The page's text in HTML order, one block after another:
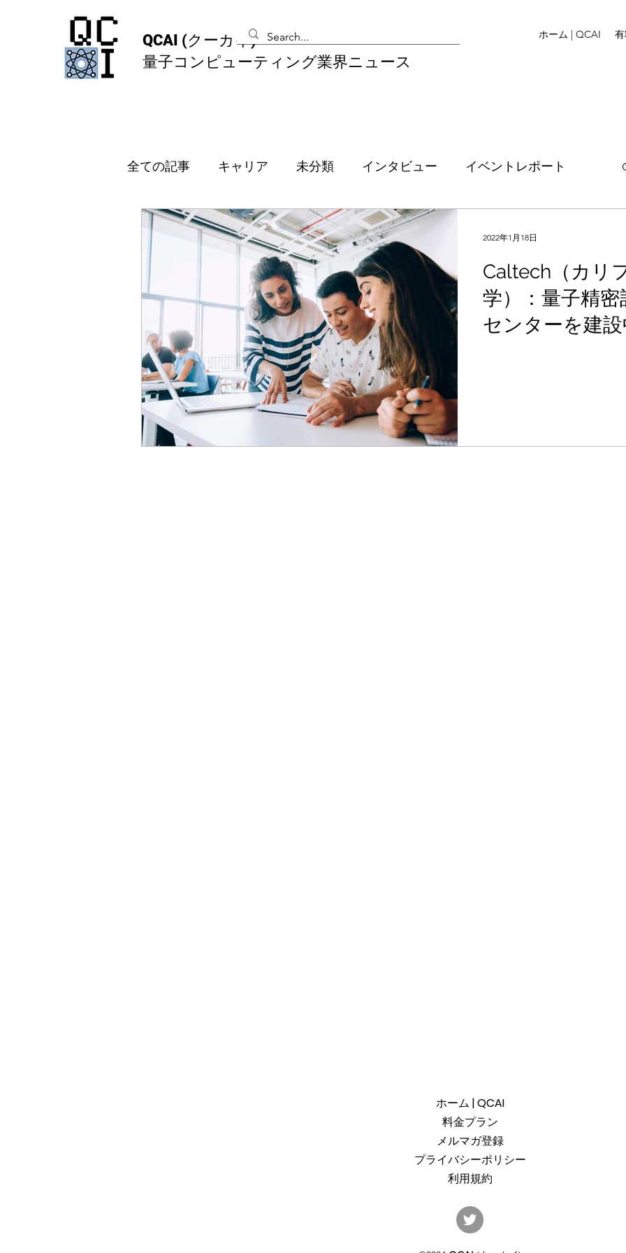
QCAI (クーカイ)
量子コンピューティング業界ニュース
ホーム | QCAI
全ての記事 キャリア 未分類 インタビュー イベントレポート
メンバーシッププラン Legal イベント情報
韓国 イギリス アメリカ M&A フランス
PQC 量子通信 冷却原子 中国 QCAI 量子業界ニュース
Caltech（カリ
学）：量子精
センターを建
2022年1月18日
ホーム | QCAI
料金プラン
メルマガ登録
プライバシーポリシー
利用規約